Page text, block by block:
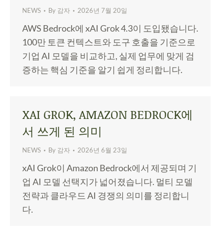
NEWS By 감자 2026년 7월 20일
AWS Bedrock에 xAI Grok 4.3이 도입됐습니다.
100만 토큰 컨텍스트와 도구 호출을 기준으로
기업 AI 모델을 비교하고, 실제 업무에 맞게 검
증하는 핵심 기준을 알기 쉽게 정리합니다.
XAI GROK, AMAZON BEDROCK에
서 쓰게 된 의미
NEWS By 감자 2026년 6월 23일
xAI Grok이 Amazon Bedrock에서 제공되며 기
업 AI 모델 선택지가 넓어졌습니다. 멀티 모델
전략과 클라우드 AI 경쟁의 의미를 정리합니
다.